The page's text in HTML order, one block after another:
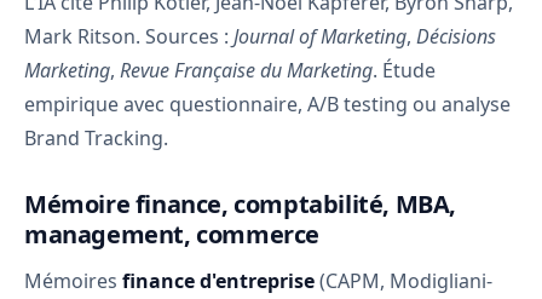
Mark Ritson. Sources : Journal of Marketing, Décisions
Marketing, Revue Française du Marketing. Étude
empirique avec questionnaire, A/B testing ou analyse
Brand Tracking.
Mémoire finance, comptabilité, MBA,
management, commerce
Mémoires finance d'entreprise(CAPM, Modigliani-